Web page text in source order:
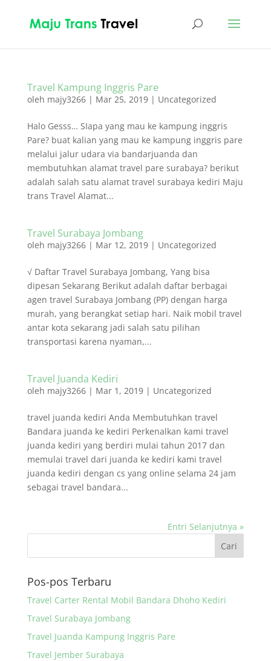
Travel Kampung Inggris Pare
oleh majy3266| Mar 25, 2019| Uncategorized
Halo Gesss… SIapa yang mau ke kampung inggris
Pare? buat kalian yang mau ke kampung inggris pare
melalui jalur udara via bandarjuanda dan
membutuhkan alamat travel pare surabaya? berikut
adalah salah satu alamat travel surabaya kediri Maju
trans Travel Alamat...
Travel Surabaya Jombang
oleh majy3266| Mar 12, 2019| Uncategorized
√ Daftar Travel Surabaya Jombang, Yang bisa
dipesan Sekarang Berikut adalah daftar berbagai
agen travel Surabaya Jombang (PP) dengan harga
murah, yang berangkat setiap hari. Naik mobil travel
antar kota sekarang jadi salah satu pilihan
transportasi karena nyaman,...
Travel Juanda Kediri
oleh majy3266| Mar 1, 2019| Uncategorized
travel juanda kediri Anda Membutuhkan travel
Bandara juanda ke kediri Perkenalkan kami travel
juanda kediri yang berdiri mulai tahun 2017 dan
memulai travel dari juanda ke kediri kami travel
juanda kediri dengan cs yang online selama 24 jam
sebagai travel bandara...
Entri Selanjutnya »
Pos-pos Terbaru
Travel Carter Rental Mobil Bandara Dhoho Kediri
Travel Surabaya Jombang
Travel Juanda Kampung Inggris Pare
Travel Jember Surabaya